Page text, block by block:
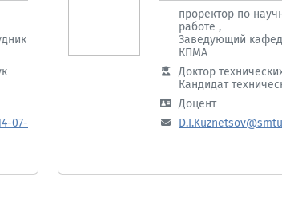
07-
проректор по
работе ,
Заведующий
КПМА
Доктор
Кандидат
Доцент